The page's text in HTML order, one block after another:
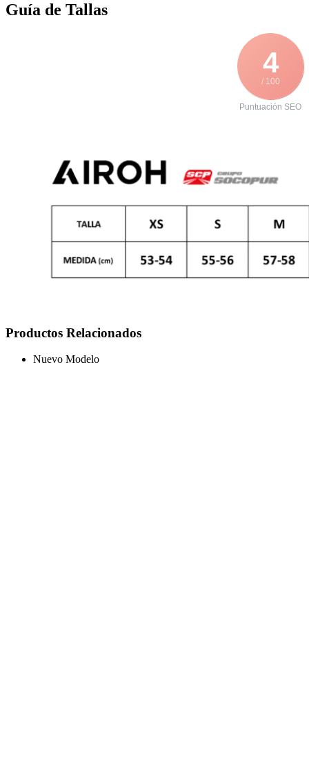
Guía de Tallas
4
/ 100
Puntuación SEO
Productos Relacionados
Nuevo Modelo